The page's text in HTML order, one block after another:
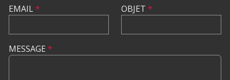
EMAIL* OBJET *
MESSAGE *